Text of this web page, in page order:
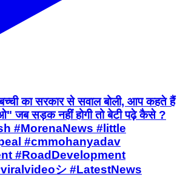
का सरकार से सवाल बोली, आप कहते हैं
जब सड़क नहीं होगी तो बेटी पढ़े कैसे ?
#MorenaNews #little
#cmmohanyadav
#RoadDevelopment
シ #LatestNews